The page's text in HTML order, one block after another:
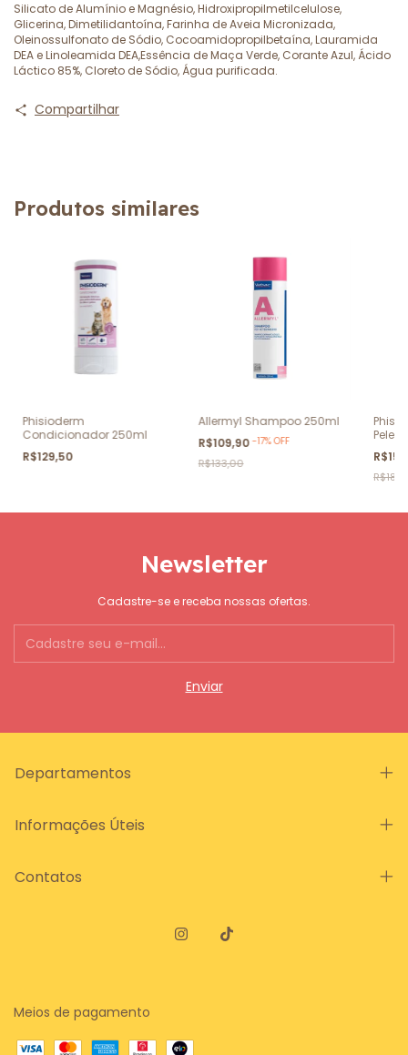
Silicato de Alumínio e Magnésio, Hidroxipropilmetilcelulose,
Glicerina, Dimetilidantoína, Farinha de Aveia Micronizada,
Oleinossulfonato de Sódio, Cocoamidopropilbetaína, Lauramida
DEA e Linoleamida DEA,Essência de Maça Verde, Corante Azul, Ácido
Láctico 85%, Cloreto de Sódio, Água purificada.
Compartilhar
Produtos similares
Phisioderm
Condicionador 250ml
R$129,50
Allermyl Shampoo 250ml
R$109,90 -17%OFF
R$133,00
Pele
Newsletter
Cadastre-se e receba nossas ofertas.
Departamentos
Informações Úteis
Contatos
Meios de pagamento